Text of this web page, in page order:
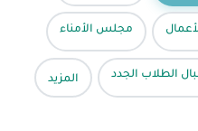
مجلس الأمناء
الطلاب الجدد المزيد